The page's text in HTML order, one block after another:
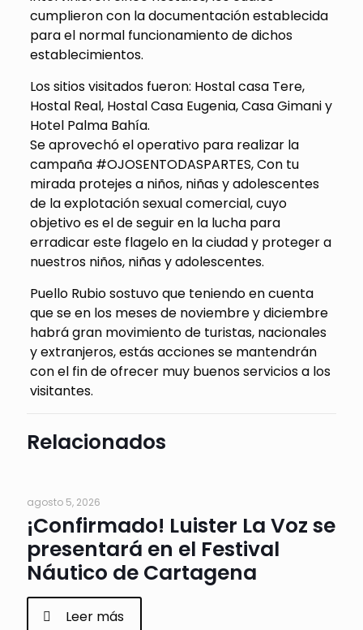
cumplieron con la documentación establecida
para el normal funcionamiento de dichos
establecimientos.
Los sitios visitados fueron: Hostal casa Tere,
Hostal Real, Hostal Casa Eugenia, Casa Gimani y
Hotel Palma Bahía.
Se aprovechó el operativo para realizar la
campaña #OJOSENTODASPARTES, Con tu
mirada protejes a niños, niñas y adolescentes
de la explotación sexual comercial, cuyo
objetivo es el de seguir en la lucha para
erradicar este flagelo en la ciudad y proteger a
nuestros niños, niñas y adolescentes.
Puello Rubio sostuvo que teniendo en cuenta
que se en los meses de noviembre y diciembre
habrá gran movimiento de turistas, nacionales
y extranjeros, estás acciones se mantendrán
con el fin de ofrecer muy buenos servicios a los
visitantes.
Relacionados
agosto 5, 2026
¡Confirmado! Luister La Voz se
presentará en el Festival
Náutico de Cartagena
Leer más